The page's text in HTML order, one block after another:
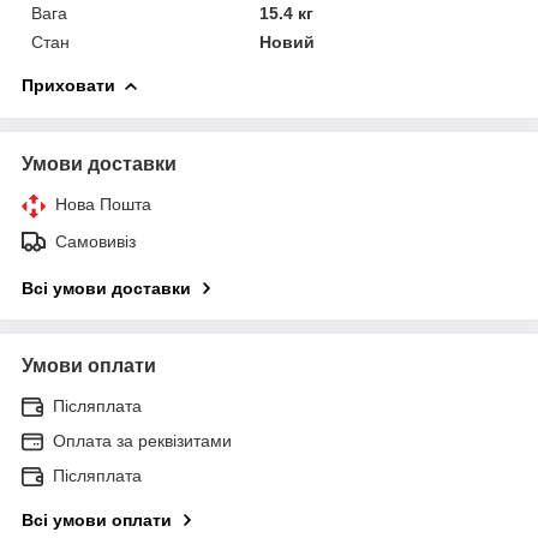
Вага
15.4 кг
Стан
Новий
Приховати
Умови доставки
Нова Пошта
Самовивіз
Всі умови доставки
Умови оплати
Післяплата
Оплата за реквізитами
Післяплата
Всі умови оплати